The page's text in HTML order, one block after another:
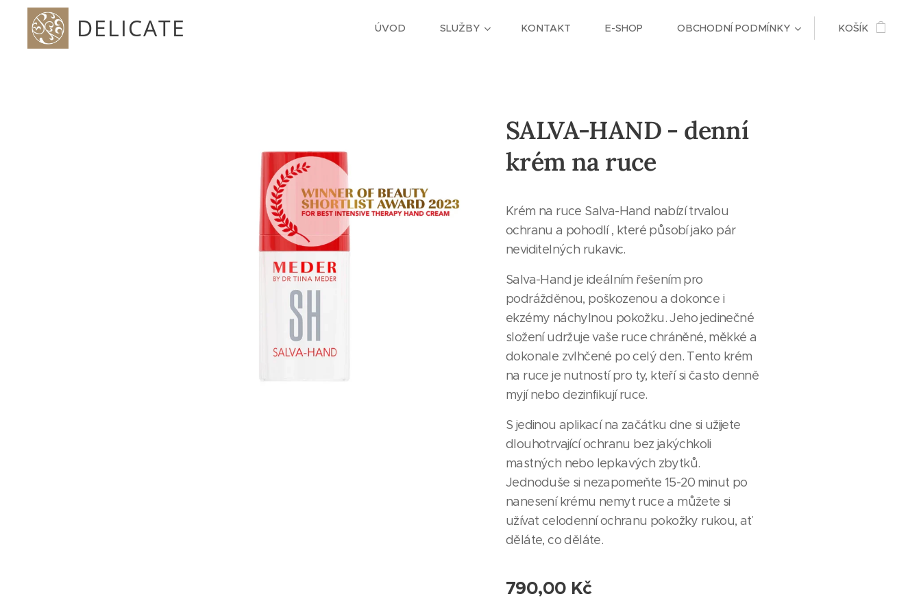
DELICATE ÚVOD SLUŽBY KONTAKT E-SHOP OBCHODNÍ PODMÍNKY KOŠÍK
SALVA-HAND - denní
krém na ruce
Krém na ruce Salva-Hand nabízí trvalou
ochranu a pohodlí , které působí jako pár
neviditelných rukavic.
Salva-Hand je ideálním řešením pro
podrážděnou, poškozenou a dokonce i
ekzémy náchylnou pokožku. Jeho jedinečné
složení udržuje vaše ruce chráněné, měkké a
dokonale zvlhčené po celý den. Tento krém
na ruce je nutností pro ty, kteří si často denně
myjí nebo dezinfikují ruce.
S jedinou aplikací na začátku dne si užijete
dlouhotrvající ochranu bez jakýchkoli
mastných nebo lepkavých zbytků.
Jednoduše si nezapomeňte 15-20 minut po
nanesení krému nemyt ruce a můžete si
užívat celodenní ochranu pokožky rukou, ať
děláte, co děláte.
790,00 Kč